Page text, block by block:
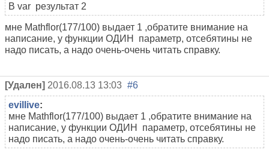
В var результат 2
мне Mathflor(177/100) выдает 1 ,обратите внимание на
написание, у функции ОДИН параметр, отсебятины не
надо писать, а надо очень-очень читать справку.
[Удален] 2016.08.13 13:03 #6
evillive:
мне Mathflor(177/100) выдает 1 ,обратите внимание на
написание, у функции ОДИН параметр, отсебятины не
надо писать, а надо очень-очень читать справку.